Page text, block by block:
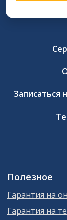
Записаться
Полезное
Гарантия на
Гарантия на